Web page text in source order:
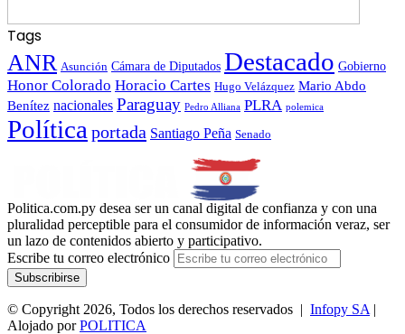
Tags
ANR Asunción Cámara de Diputados Destacado Gobierno
Honor Colorado Horacio Cartes Hugo Velázquez Mario Abdo
Benítez nacionales Paraguay Pedro Alliana PLRA polemica
Política portada Santiago Peña Senado
Politica.com.py desea ser un canal digital de confianza y con una
pluralidad perceptible para el consumidor de información veraz, ser
un lazo de contenidos abierto y participativo.
Escribe tu correo electrónico
© Copyright 2026, Todos los derechos reservados | Infopy SA |
Alojado porPOLITICA